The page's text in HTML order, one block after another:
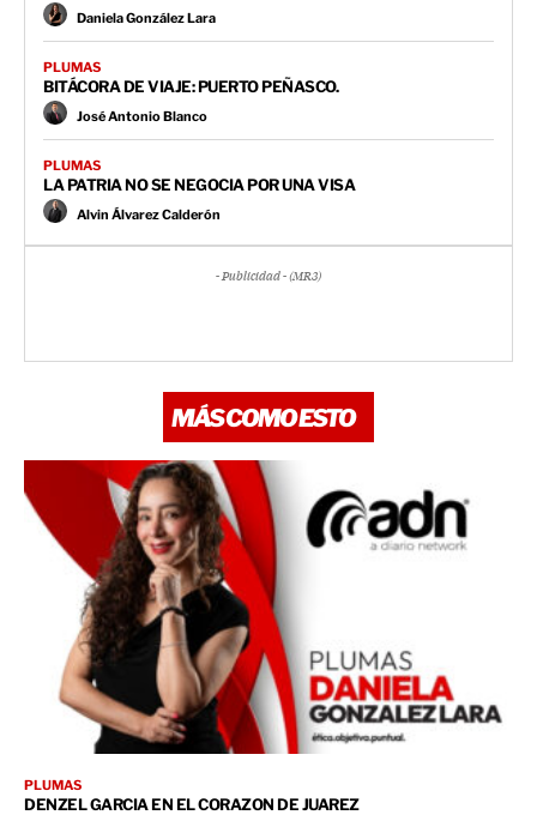
Daniela González Lara
PLUMAS
BITÁCORA DE VIAJE: PUERTO PEÑASCO.
José Antonio Blanco
PLUMAS
LA PATRIA NO SE NEGOCIA POR UNA VISA
Alvin Álvarez Calderón
- Publicidad - (MR3)
MÁS COMO ESTO
PLUMAS
DENZEL GARCIA EN EL CORAZON DE JUAREZ